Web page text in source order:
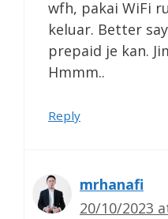
wfh, pakai WiFi
keluar. Better
prepaid je kan.
Hmmm..
Reply
mrhanafi
20/10/2023